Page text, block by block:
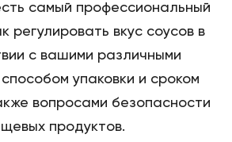
самый профессиональный
регулировать вкус соусов в
с вашими различными
упаковки и сроком
вопросами безопасности
продуктов.